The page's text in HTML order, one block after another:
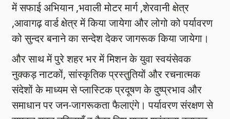
में सफाई अभियान ,भवाली मोटर मार्ग ,शेरवानी क्षेत्र
,आवागढ़ वार्ड क्षेत्र में किया जायेगा और लोगो को पर्यावरण
को सुन्दर बनाने का सन्देश देकर जागरूक किया जायेगा।
और साथ में पुरे शहर भर में मिशन के युवा स्वयंसेवक
नुक्कड़ नाटकों, सांस्कृतिक प्रस्तुतियों और रचनात्मक
संदेशों के माध्यम से प्लास्टिक प्रदूषण के दुष्प्रभाव और
समाधान पर जन-जागरूकता फैलाएंगे। पर्यावरण संरक्षण से